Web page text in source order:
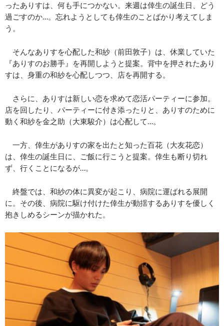
ったありすは、何も手につかない。来週は倖生の誕生日、どう
過ごすのか…。忘れようとしても倖生のことばかり考えてしま
う。
そんなありすを心配した和紗（前田敦子）は、休業していた
『ありすのお勝手』を再開しようと提案。背中を押されたあり
すは、身重の和紗を心配しつつ、店を再開する。
さらに、ありすは新しい恋を求めて恋活パーティーに参加。
店を回したり、パーティーに付き添ったりと、ありすのために
動く和紗を金之助（大東駿介）は心配して…。
一方、倖生がありすの家を出たと知った百花（大友花恋）
は、倖生の誕生日に、ご飯に行こうと提案。倖生も断り切れ
ず、行くことになるが…。
終盤では、和紗の体に異変が起こり、病院に運ばれる展開
に。その後、病院に駆け付けた倖生が動揺するありすを優しく
抱きしめるシーンが描かれた。